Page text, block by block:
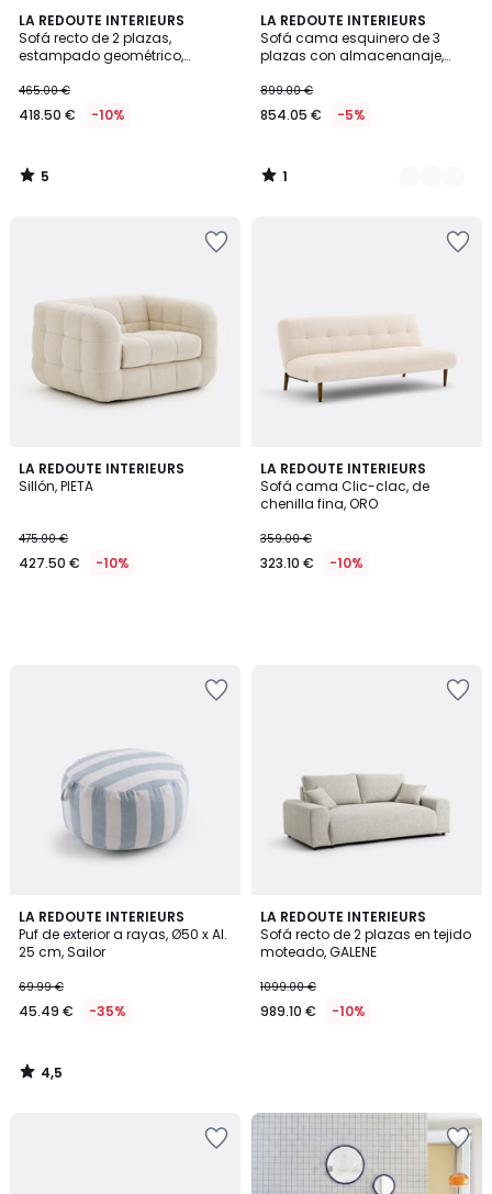
LA REDOUTE INTERIEURS
Sofá recto de 2 plazas,
estampado geométrico,
465.00 €
418.50 € -10%
5
/
5
5
/
LA REDOUTE INTERIEURS
Sofá cama esquinero de 3
plazas con almacenanaje,
899.00 €
854.05 € -5%
1
/
5
2
Colores
1
/
LA REDOUTE INTERIEURS
Sillón, PIETA
475.00 €
427.50 € -10%
LA REDOUTE INTERIEURS
Sofá cama Clic-clac, de
chenilla fina, ORO
359.00 €
323.10 € -10%
LA REDOUTE INTERIEURS
Puf de exterior a rayas, Ø50 x Al.
25 cm, Sailor
69.99 €
45.49 € -35%
4,5
/ 5
4,5
/
LA REDOUTE INTERIEURS
Sofá recto de 2 plazas en tejido
moteado, GALENE
1099.00 €
989.10 € -10%